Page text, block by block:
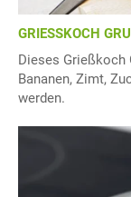
GRIESSKOCH
Dieses Grießkoch
Bananen, Zimt,
werden.